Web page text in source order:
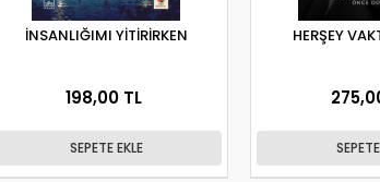
İNSANLIĞIMI YİTİRİRKEN
198,00 TL
SEPETE EKLE
HERŞEY